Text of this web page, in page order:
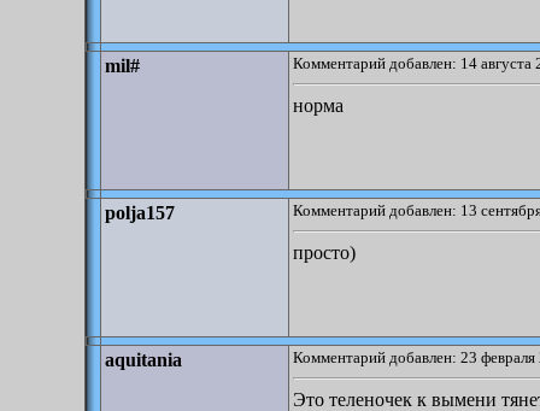
mil# Комментарий добавлен: 14 августа
норма
polja157 Комментарий добавлен: 13
просто)
aquitania Комментарий добавлен: 23
Это теленочек к вымени